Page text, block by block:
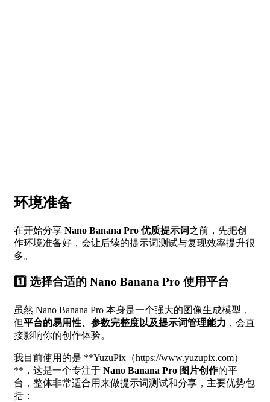
环境准备
在开始分享 Nano Banana Pro 优质提示词之前，先把创
作环境准备好，会让后续的提示词测试与复现效率提升很
多。
1️⃣ 选择合适的 Nano Banana Pro 使用平台
虽然 Nano Banana Pro 本身是一个强大的图像生成模型，
但平台的易用性、参数完整度以及提示词管理能力 ，会直
接影响你的创作体验。
我目前使用的是 **YuzuPix（https://www.yuzupix.com）
**，这是一个专注于 Nano Banana Pro 图片创作的平
台，整体非常适合用来做提示词测试和分享，主要优势包
括：